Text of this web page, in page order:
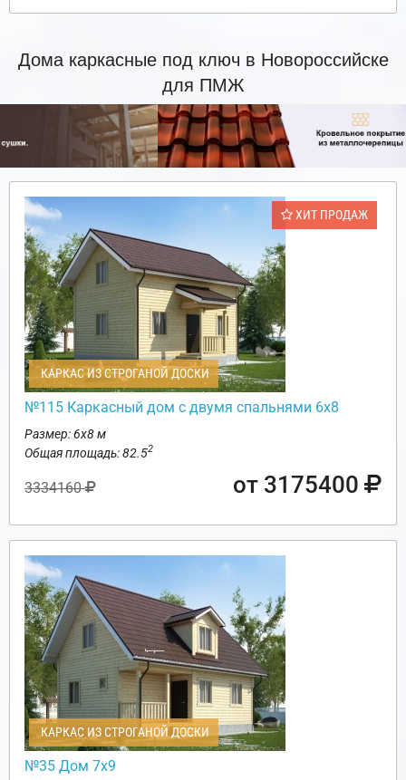
Дома каркасные под ключ в Новороссийске
для ПМЖ
ХИТ ПРОДАЖ
КАРКАС ИЗ СТРОГАНОЙ ДОСКИ
№115 Каркасный дом с двумя спальнями 6х8
Размер: 6х8 м
Общая площадь: 82.52
3334160 от 3175400
КАРКАС ИЗ СТРОГАНОЙ ДОСКИ
№35 Дом 7х9